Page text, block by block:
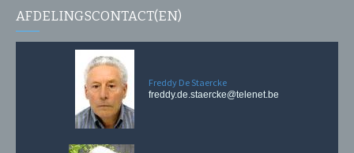
AFDELINGSCONTACT(EN)
Freddy De Staercke
freddy.de.staercke@telenet.be